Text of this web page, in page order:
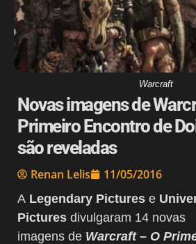
Warcraft
Novas imagens de
Primeiro Encontro de
são reveladas
Renan Lelis 11/05/2016
A Legendary Pictures e
Pictures divulgaram 14 novas
imagens de Warcraft – O